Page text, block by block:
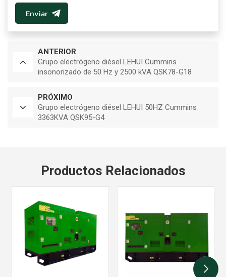
Enviar
ANTERIOR
Grupo electrógeno diésel LEHUI Cummins
insonorizado de 50 Hz y 2500 kVA QSK78-G18
PRÓXIMO
Grupo electrógeno diésel LEHUI 50HZ Cummins
3363KVA QSK95-G4
Productos Relacionados